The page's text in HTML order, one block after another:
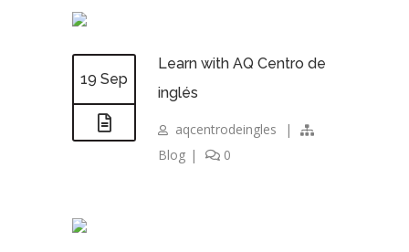
19 Sep
Learn with AQ Centro de
inglés
aqcentrodeingles
|
Blog | 0